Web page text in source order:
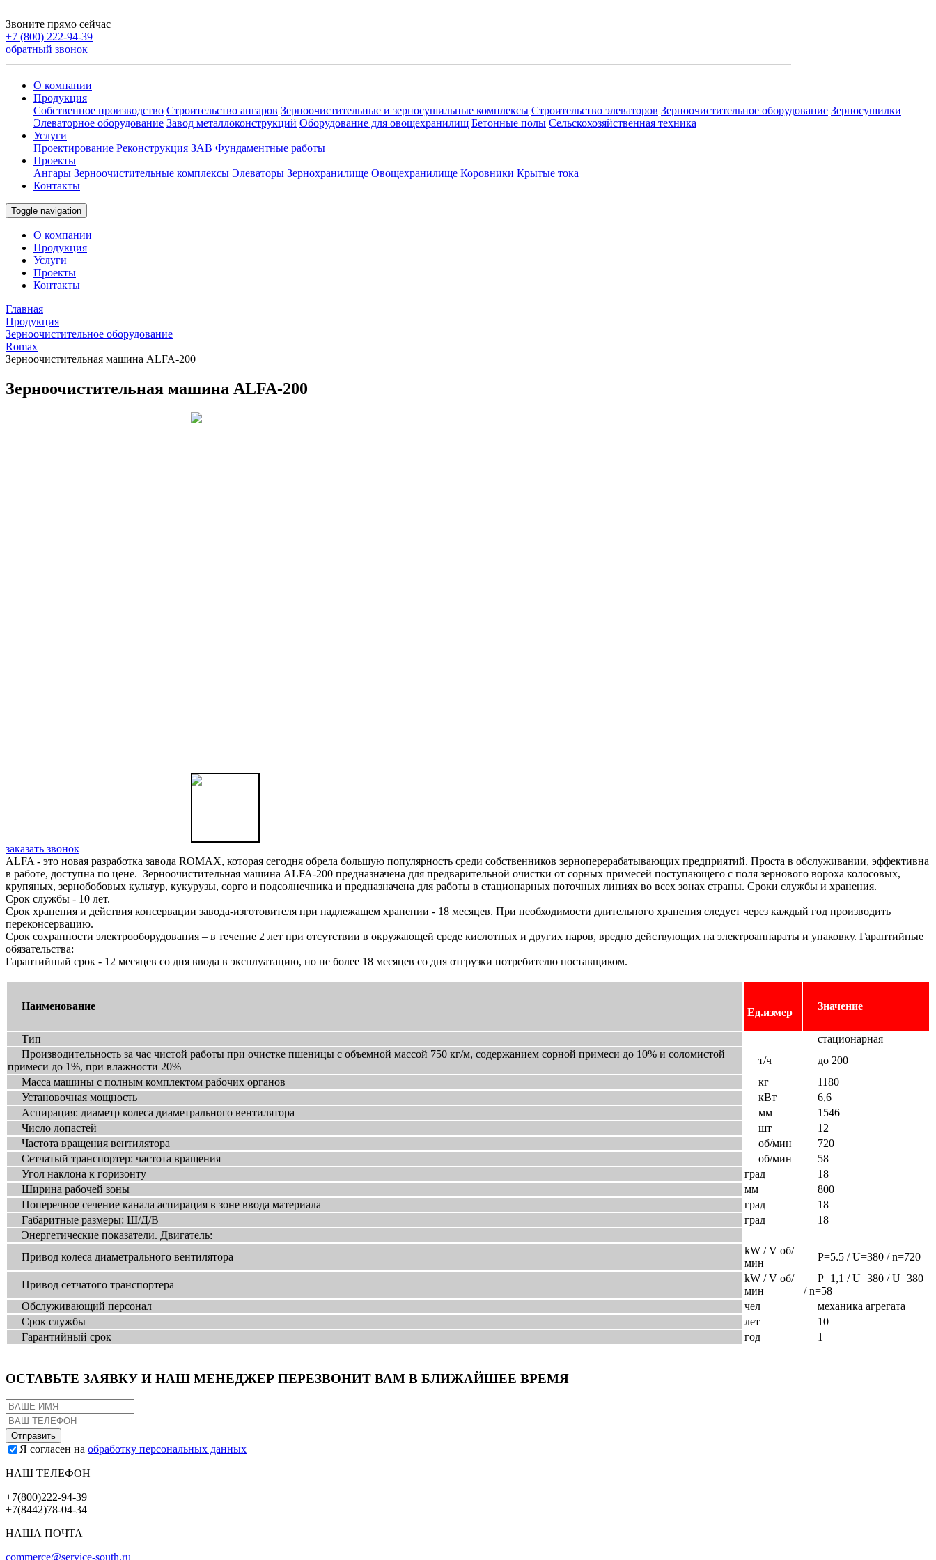
Звоните прямо сейчас
+7 (800) 222-94-39
обратный звонок
О компании
Продукция
Собственное производство Строительство ангаров Зерноочистительные и зерносушильные комплексы Строительство элеваторов Зерноочистительное оборудование Зерносушилки
Элеваторное оборудование Завод металлоконструкций Оборудование для овощехранилищ Бетонные полы Сельскохозяйственная техника
Услуги
Проектирование Реконструкция ЗАВ Фундаментные работы
Проекты
Ангары Зерноочистительные комплексы Элеваторы Зернохранилище Овощехранилищe Коровники Крытые тока
Контакты
Toggle navigation
О компании
Продукция
Услуги
Проекты
Контакты
Главная
Продукция
Зерноочистительное оборудование
Romax
Зерноочистительная машина ALFA-200
Зерноочистительная машина ALFA-200
заказать звонок
ALFA - это новая разработка завода ROMAX, которая сегодня обрела большую популярность среди собственников зерноперерабатывающих предприятий. Проста в обслуживании, эффективна
в работе, доступна по цене. Зерноочистительная машина ALFA-200 предназначена для предварительной очистки от сорных примесей поступающего с поля зернового вороха колосовых,
крупяных, зернобобовых культур, кукурузы, сорго и подсолнечника и предназначена для работы в стационарных поточных линиях во всех зонах страны. Сроки службы и хранения.
Срок службы - 10 лет.
Срок хранения и действия консервации завода-изготовителя при надлежащем хранении - 18 месяцев. При необходимости длительного хранения следует через каждый год производить
переконсервацию.
Срок сохранности электрооборудования – в течение 2 лет при отсутствии в окружающей среде кислотных и других паров, вредно действующих на электроаппараты и упаковку. Гарантийные
обязательства:
Гарантийный срок - 12 месяцев со дня ввода в эксплуатацию, но не более 18 месяцев со дня отгрузки потребителю поставщиком.
Наименование
Ед.измер
Значение
Тип
стационарная
Производительность за час чистой работы при очистке пшеницы с объемной массой 750 кг/м, содержанием сорной примеси до 10% и соломистой
примеси до 1%, при влажности 20%
т/ч
до 200
Масса машины с полным комплектом рабочих органов
кг
1180
Установочная мощность
кВт
6,6
Аспирация: диаметр колеса диаметрального вентилятора
мм
1546
Число лопастей
шт
12
Частота вращения вентилятора
об/мин
720
Сетчатый транспортер: частота вращения
об/мин
58
Угол наклона к горизонту
град
18
Ширина рабочей зоны
мм
800
Поперечное сечение канала аспирация в зоне ввода материала
град
18
Габаритные размеры: Ш/Д/В
град
18
Энергетические показатели. Двигатель:
Привод колеса диаметрального вентилятора
kW / V об/
мин
P=5.5 / U=380 / n=720
Привод сетчатого транспортера
kW / V об/
мин
P=1,1 / U=380 / U=380
/ n=58
Обслуживающий персонал
чел
механика агрегата
Срок службы
лет
10
Гарантийный срок
год 1
ОСТАВЬТЕ ЗАЯВКУ И НАШ МЕНЕДЖЕР ПЕРЕЗВОНИТ ВАМ В БЛИЖАЙШЕЕ ВРЕМЯ
Я согласен на обработку персональных данных
НАШ ТЕЛЕФОН
+7(800)222-94-39
+7(8442)78-04-34
НАША ПОЧТА
commerce@service-south.ru